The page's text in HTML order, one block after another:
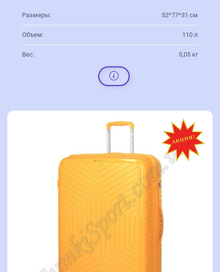
Размеры: 52*77*31 см
Объем: 110 л
Вес: 5,05 кг